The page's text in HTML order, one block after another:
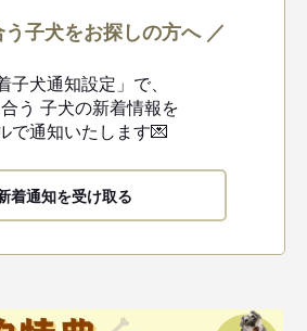
子犬をお探しの方へ ／
子犬通知設定」で、
う 子犬の新着情報を
で通知いたします💌
着通知を受け取る